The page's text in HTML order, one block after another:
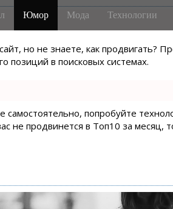
но не знаете, как
позиций в поисковых системах.
самостоятельно, попробуйте
не продвинется в Топ10 за месяц,
Юмор Мода Технологии